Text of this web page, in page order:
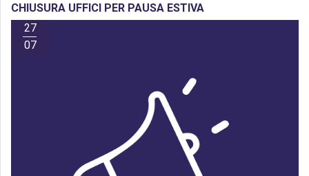
CHIUSURA UFFICI PER PAUSA ESTIVA
27
07